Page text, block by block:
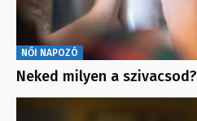
NŐI NAPOZÓ
Neked milyen a szivacsod?